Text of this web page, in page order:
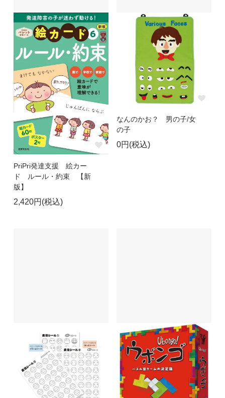
PriPri発達支援 絵カー
ド ルール・約束 【新
版】
2,420円(税込)
なんのかお？ 男の子/女
の子
0円(税込)